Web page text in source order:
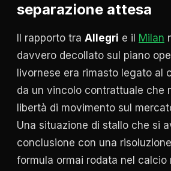
separazione attesa
Il rapporto tra Allegri e il Milan
davvero decollato sul piano
livornese era rimasto legato al
da un vincolo contrattuale che
libertà di movimento sul
Una situazione di stallo che si
conclusione con una
formula ormai rodata nel calcio